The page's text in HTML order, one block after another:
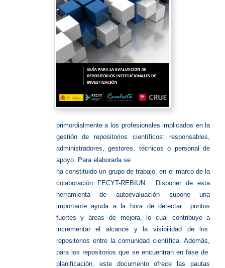
primordialmente a los profesionales implicados en la
gestión de repositorios científicos: responsables,
administradores, gestores, técnicos o personal de
apoyo. Para elaborarla se
ha constituido un grupo de trabajo, en el marco de la
colaboración FECYT-REBIUN. Disponer de esta
herramienta de autoevaluación supone una
importante ayuda a la hora de detectar puntos
fuertes y áreas de mejora, lo cual contribuye a
incrementar el alcance y la visibilidad de los
repositorios entre la comunidad científica. Además,
para los repositorios que se encuentran en fase de
planificación, este documento ofrece las pautas